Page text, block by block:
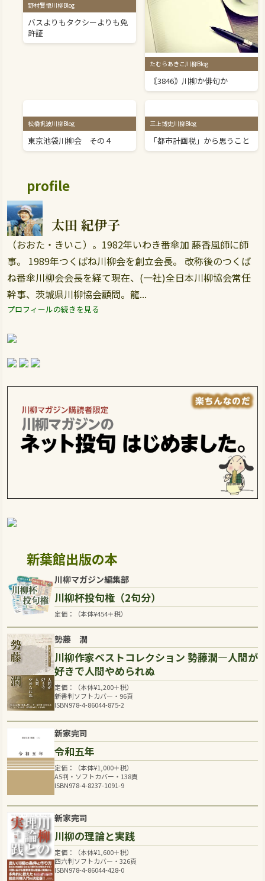
野村賢悟川柳Blog
バスよりもタクシーよりも免
許証
たむらあきこ川柳Blog
｟3846｠川柳か俳句か
松橋帆波川柳Blog
東京池袋川柳会 その４
三上博史川柳Blog
「都市計画税」から思うこと
profile
太田 紀伊子
（おおた・きいこ）。1982年いわき番傘加 藤香風師に師
事。 1989年つくばね川柳会を創立会長。 改称後のつくば
ね番傘川柳会会長を経て現在、(一社)全日本川柳協会常任
幹事、茨城県川柳協会顧問。龍...
プロフィールの続きを見る
新葉館出版の本
川柳マガジン編集部
川柳杯投句権（2句分）
定価：（本体¥454＋税）
勢藤 潤
川柳作家ベストコレクション 勢藤潤―人間が
好きで人間やめられぬ
定価：（本体¥1,200＋税）
新書判ソフトカバー・96頁
ISBN978-4-86044-875-2
新家完司
令和五年
定価：（本体¥1,000＋税）
A5判・ソフトカバー・138頁
ISBN978-4-8237-1091-9
新家完司
川柳の理論と実践
定価：（本体¥1,600＋税）
四六判ソフトカバー・326頁
ISBN978-4-86044-428-0